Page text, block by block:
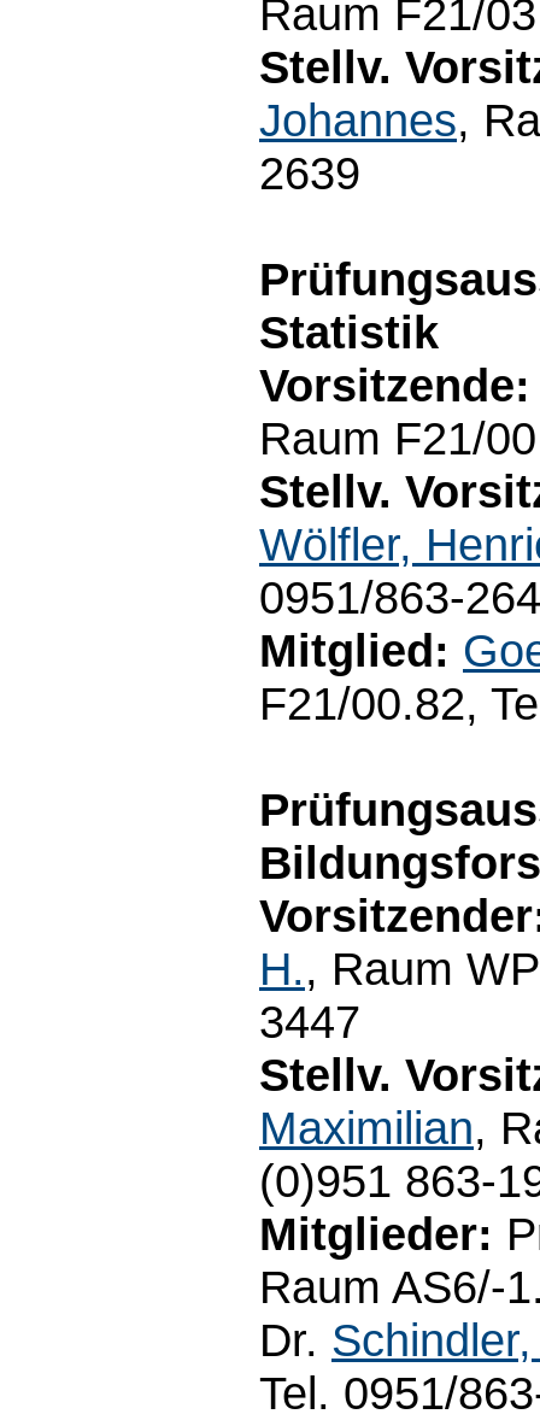
Raum F21/
Stellv.
Johannes,
2639
Statistik
Vorsitzende:
Raum F21/
Stellv.
Wölfler,
0951/863-
Mitglied:
F21/00.82,
H., Raum
3447
Stellv.
Maximilian,
(0)951 863-
Mitglieder:
Raum AS6/-
Dr.
Tel. 0951/